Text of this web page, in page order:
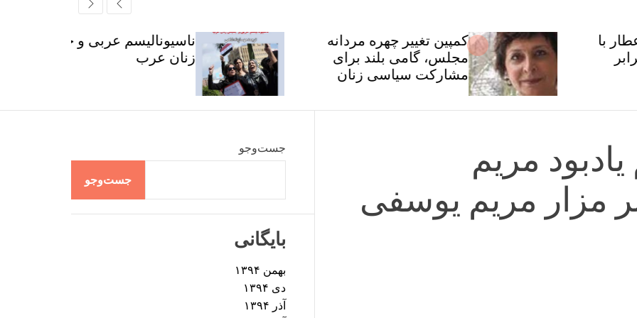
c
o
e
r
c
کمپین تغییر چهره مردانه
مجلس، گامی بلند برای
مشارکت سیاسی زنان
ناسیونالیسم عربی و جنبش
زنان عرب
مریم
مزار مریم یوسفی
جست‌وجو
جست‌وجو
بایگانی
بهمن ۱۳۹۴
دی ۱۳۹۴
آذر ۱۳۹۴